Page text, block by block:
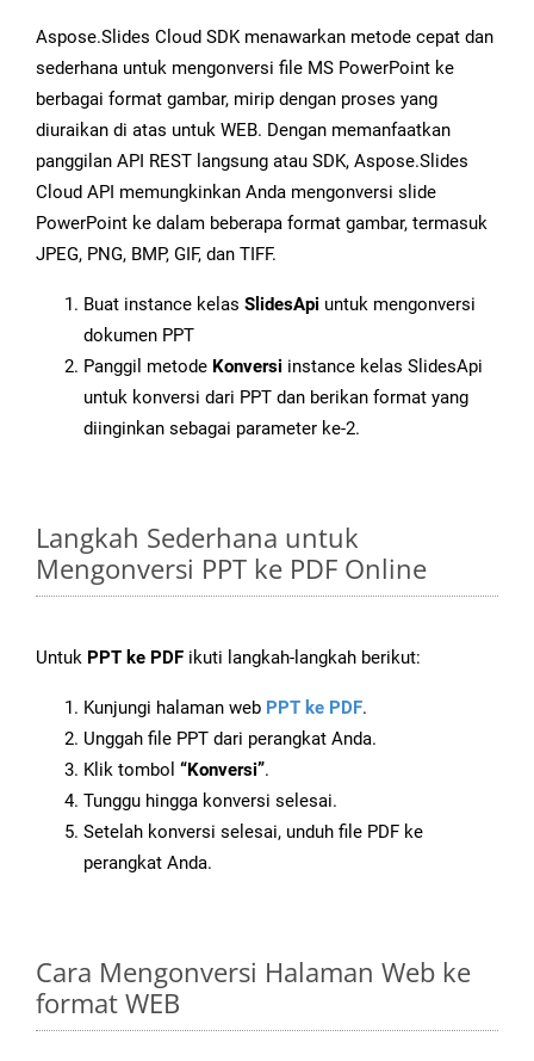
Aspose.Slides Cloud SDK menawarkan metode cepat dan
sederhana untuk mengonversi file MS PowerPoint ke
berbagai format gambar, mirip dengan proses yang
diuraikan di atas untuk WEB. Dengan memanfaatkan
panggilan API REST langsung atau SDK, Aspose.Slides
Cloud API memungkinkan Anda mengonversi slide
PowerPoint ke dalam beberapa format gambar, termasuk
JPEG, PNG, BMP, GIF, dan TIFF.
Buat instance kelas SlidesApi untuk mengonversi
dokumen PPT
Panggil metode Konversi instance kelas SlidesApi
untuk konversi dari PPT dan berikan format yang
diinginkan sebagai parameter ke-2.
Langkah Sederhana untuk
Mengonversi PPT ke PDF Online
Untuk PPT ke PDF ikuti langkah-langkah berikut:
Kunjungi halaman web PPT ke PDF.
Unggah file PPT dari perangkat Anda.
Klik tombol “Konversi”.
Tunggu hingga konversi selesai.
Setelah konversi selesai, unduh file PDF ke
perangkat Anda.
Cara Mengonversi Halaman Web ke
format WEB